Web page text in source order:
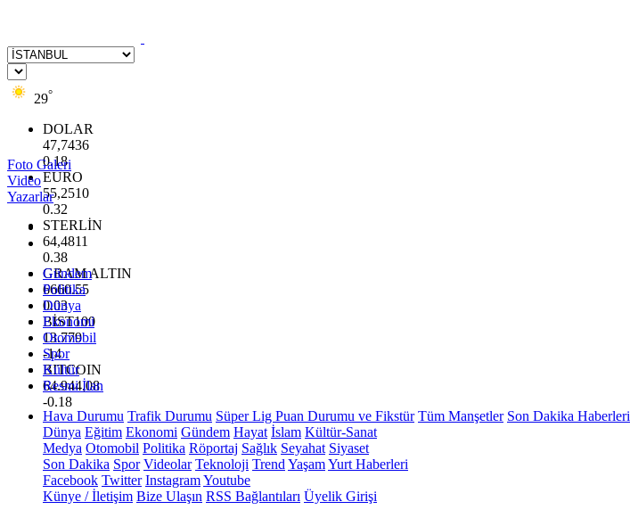
29°
DOLAR
47,7436
0.18
EURO
55,2510
0.32
STERLİN
64,4811
0.38
GRAM ALTIN
6660.55
0.03
BİST100
13.779
-14
BITCOIN
64.944,08
-0.18
Foto Galeri
Video
Yazarlar
Gündem
Politika
Dünya
Ekonomi
Otomobil
Spor
Kültür
Resmi İlan
Hava Durumu Trafik Durumu Süper Lig Puan Durumu ve Fikstür Tüm Manşetler Son Dakika Haberleri
Dünya Eğitim Ekonomi Gündem Hayat İslam Kültür-Sanat
Medya Otomobil Politika Röportaj Sağlık Seyahat Siyaset
Son Dakika Spor Videolar Teknoloji Trend YaşamYurt Haberleri
Facebook Twitter InstagramYoutube
Künye / İletişim Bize Ulaşın RSS Bağlantıları Üyelik Girişi